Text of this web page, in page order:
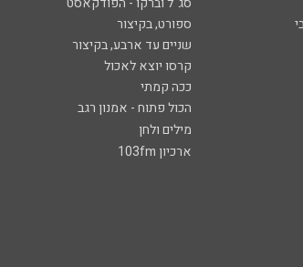
ספורט, בקיצור
שניים עד ארבע, בקיצור
קרסו יוצא לאכול
ככה קמתי
הכול פתוח - אמנון רגב
מילים ולחן
ארכיון 103fm